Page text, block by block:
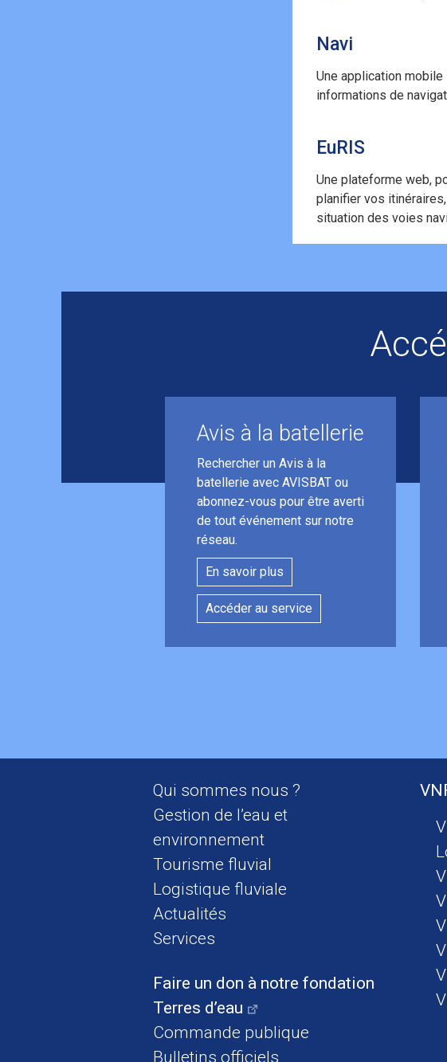
Navi
Une application
informations de
EuRIS
Une plateforme web,
planifier vos
situation des voies
Avis à la batellerie
Rechercher un Avis à la
batellerie avec AVISBAT ou
abonnez-vous pour être averti
de tout événement sur notre
réseau.
En savoir plus
Accéder au service
Qui sommes nous ?
Gestion de l’eau et
environnement
Tourisme fluvial
Logistique fluviale
Actualités
Services
Faire un don à notre fondation
Terres d’eau
Commande publique
Bulletins officiels